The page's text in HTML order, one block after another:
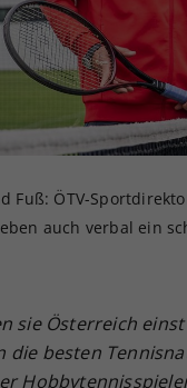
Fuß: ÖTV-
auch verbal ein
sie Österreich
die besten